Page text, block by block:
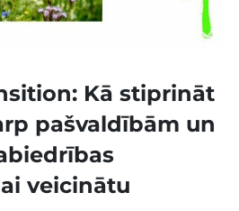
Kā stiprināt
pašvaldībām un
veicinātu